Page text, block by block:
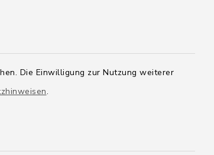
Die Einwilligung zur Nutzung weiterer
.